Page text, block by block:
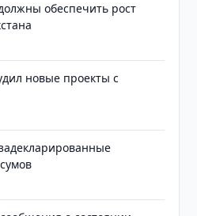
обеспечить рост
новые проекты с